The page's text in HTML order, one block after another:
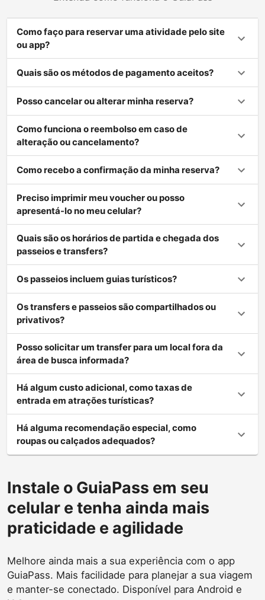
Como faço para reservar uma atividade pelo site
ou app?
Quais são os métodos de pagamento aceitos?
Posso cancelar ou alterar minha reserva?
Como funciona o reembolso em caso de
alteração ou cancelamento?
Como recebo a confirmação da minha reserva?
Preciso imprimir meu voucher ou posso
apresentá-lo no meu celular?
Quais são os horários de partida e chegada dos
passeios e transfers?
Os passeios incluem guias turísticos?
Os transfers e passeios são compartilhados ou
privativos?
Posso solicitar um transfer para um local fora da
área de busca informada?
Há algum custo adicional, como taxas de
entrada em atrações turísticas?
Há alguma recomendação especial, como
roupas ou calçados adequados?
Instale o GuiaPass em seu
celular e tenha ainda mais
praticidade e agilidade
Melhore ainda mais a sua experiência com o app
GuiaPass. Mais facilidade para planejar a sua viagem
e manter-se conectado. Disponível para Android e